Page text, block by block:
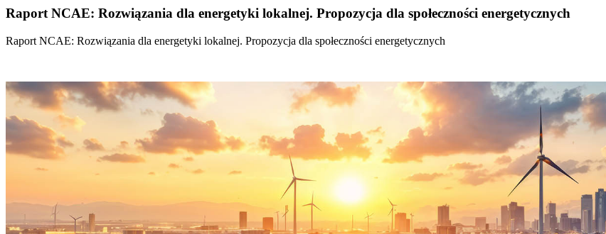
Raport NCAE: Rozwiązania dla energetyki lokalnej. Propozycja dla społeczności energetycznych
Raport NCAE: Rozwiązania dla energetyki lokalnej. Propozycja dla społeczności energetycznych